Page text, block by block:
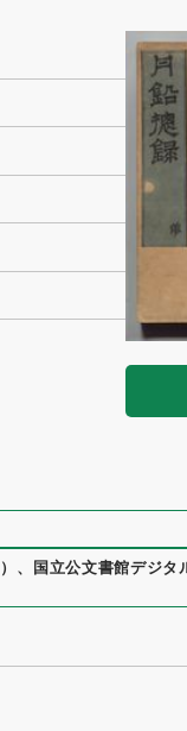
） 、 国立公文書館デジタ